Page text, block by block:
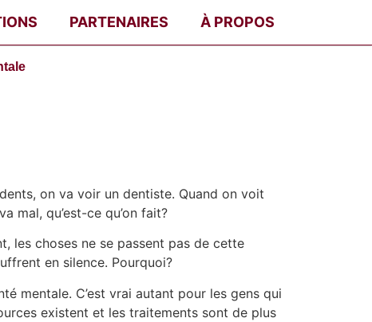
PARTENAIRES À PROPOS
on va voir un dentiste. Quand on voit
mal, qu’est-ce qu’on fait?
les choses ne se passent pas de cette
en silence. Pourquoi?
mentale. C’est vrai autant pour les gens qui
existent et les traitements sont de plus